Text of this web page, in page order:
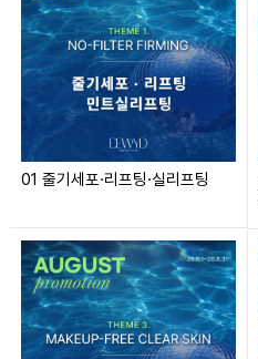
01 줄기세포·리프팅·실리프팅